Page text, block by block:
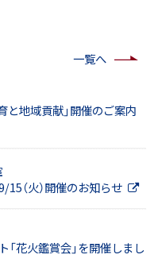
一覧へ
と地域貢献」開催のご案内
（火）開催のお知らせ
「花火鑑賞会」を開催しまし